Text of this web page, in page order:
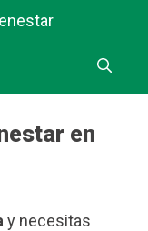
en
y necesitas